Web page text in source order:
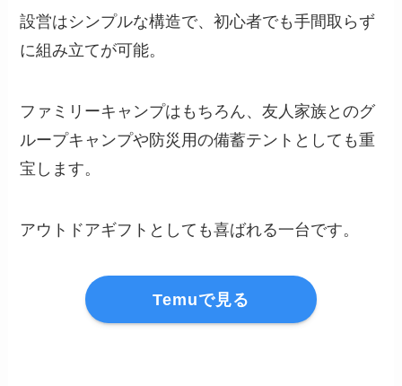
設営はシンプルな構造で、初心者でも手間取らず
に組み立てが可能。
ファミリーキャンプはもちろん、友人家族とのグ
ループキャンプや防災用の備蓄テントとしても重
宝します。
アウトドアギフトとしても喜ばれる一台です。
Temuで見る